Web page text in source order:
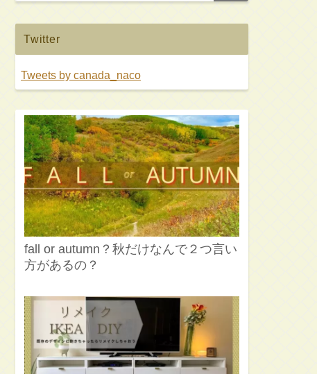
Twitter
Tweets by canada_naco
fall or autumn？秋だけなんで２つ言い
方があるの？